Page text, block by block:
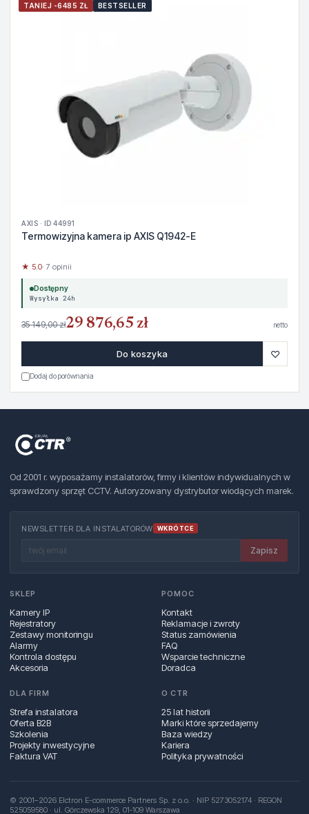
TANIEJ -6485 ZŁ BESTSELLER
AXIS · ID 44991
Termowizyjna kamera ip AXIS Q1942-E
★ 5.0· 7 opinii
Dostępny
Wysyłka 24h
35 149,00 zł29 876,65 zł netto
Do koszyka ♡
Dodaj do porównania
Od 2001 r. wyposażamy instalatorów, firmy i klientów indywidualnych w
sprawdzony sprzęt CCTV. Autoryzowany dystrybutor wiodących marek.
NEWSLETTER DLA INSTALATORÓW WKRÓTCE
Zapisz
SKLEP
Kamery IP
Rejestratory
Zestawy monitoringu
Alarmy
Kontrola dostępu
Akcesoria
POMOC
Kontakt
Reklamacje i zwroty
Status zamówienia
FAQ
Wsparcie techniczne
Doradca
DLA FIRM
Strefa instalatora
Oferta B2B
Szkolenia
Projekty inwestycyjne
Faktura VAT
O CTR
25 lat historii
Marki które sprzedajemy
Baza wiedzy
Kariera
Polityka prywatności
© 2001–2026 Elctron E-commerce Partners Sp. z o.o. · NIP 5273052174 · REGON
525059580 · ul. Górczewska 129, 01‑109 Warszawa